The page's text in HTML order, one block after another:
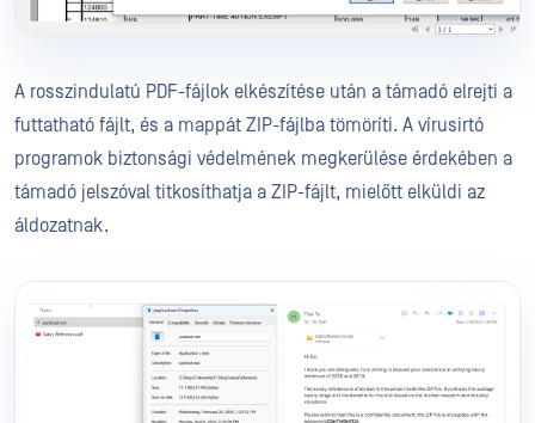
A rosszindulatú PDF-fájlok elkészítése után a támadó elrejti a
futtatható fájlt, és a mappát ZIP-fájlba tömöríti. A vírusirtó
programok biztonsági védelmének megkerülése érdekében a
támadó jelszóval titkosíthatja a ZIP-fájlt, mielőtt elküldi az
áldozatnak.